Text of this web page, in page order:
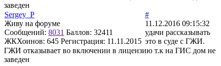
заведен
Sergey_P
Живу на форуме
Сообщений: 8031 Баллов: 32411
ЖКХоинов: 645 Регистрация: 11.11.2015
#
11.12.2016 09:15:32
удачи рассказывать
это в суде с ГЖИ.
ГЖИ отказывает во включении в лицензию т.к на ГИС дом не
заведен